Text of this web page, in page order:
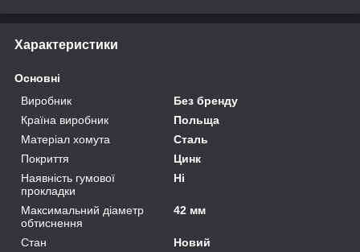
Характеристики
Основні
Виробник
Без бренду
Країна виробник
Польща
Матеріал хомута
Сталь
Покриття
Цинк
Наявність гумової
прокладки
Ні
Максимальний діаметр
обтиснення
42 мм
Стан Новий